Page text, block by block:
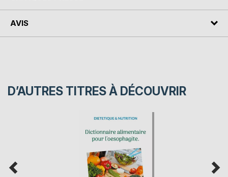
AVIS
D’AUTRES TITRES À DÉCOUVRIR